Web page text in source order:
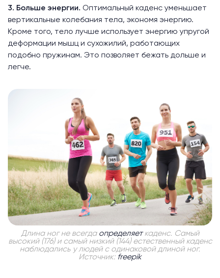
3. Больше энергии. Оптимальный каденс уменьшает
вертикальные колебания тела, экономя энергию.
Кроме того, тело лучше использует энергию упругой
деформации мышц и сухожилий, работающих
подобно пружинам. Это позволяет бежать дольше и
легче.
Длина ног не всегда определяеткаденс. Самый
высокий (176) и самый низкий (144) естественный каденс
наблюдались у людей с одинаковой длиной ног.
Источник: freepik